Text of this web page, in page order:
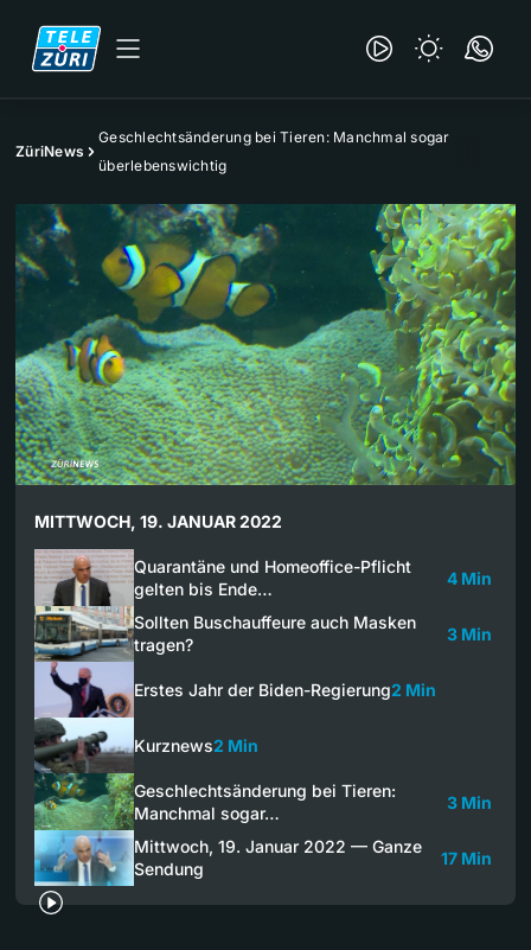
ZüriNews
Geschlechtsänderung bei Tieren: Manchmal sogar
überlebenswichtig
MITTWOCH, 19. JANUAR 2022
Quarantäne und Homeoffice-Pflicht
gelten bis Ende…
4 Min
Sollten Buschauffeure auch Masken
tragen?
3 Min
Erstes Jahr der Biden-Regierung2 Min
Kurznews2 Min
Geschlechtsänderung bei Tieren:
Manchmal sogar…
3 Min
Mittwoch, 19. Januar 2022 — Ganze
Sendung
17 Min